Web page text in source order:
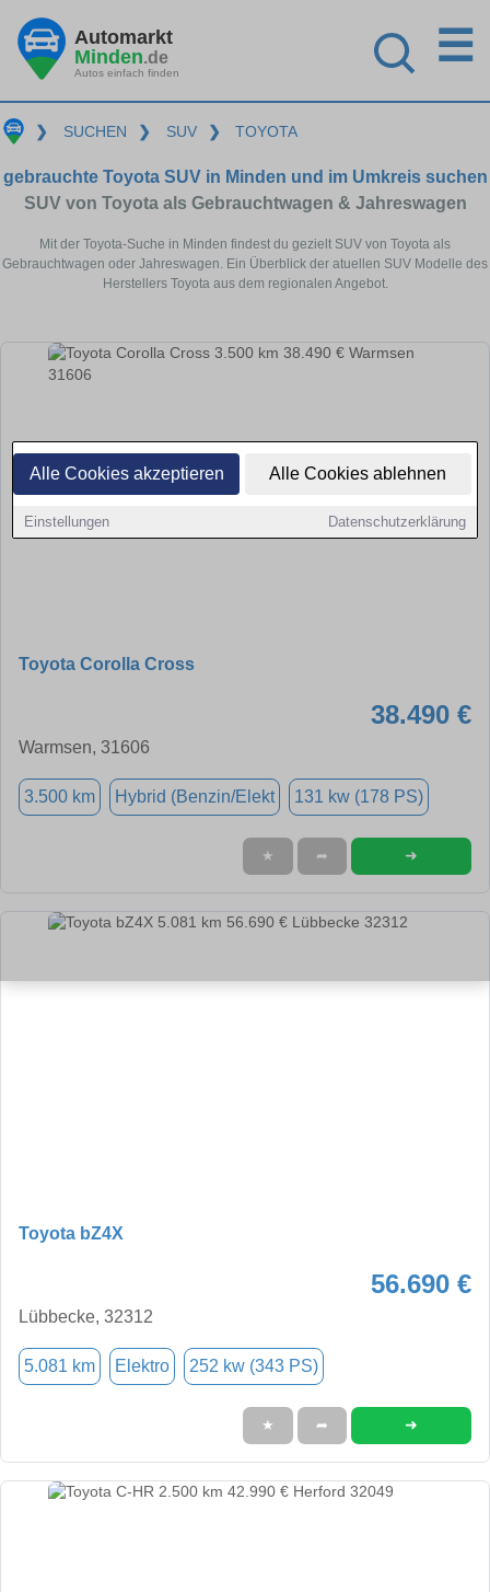
Alle Cookies akzeptieren Alle Cookies ablehnen
Einstellungen Datenschutzerklärung
Automarkt
Minden.de
Autos einfach finden
☰
❯ SUCHEN ❯ SUV ❯ TOYOTA
gebrauchte Toyota SUV in Minden und im Umkreis suchen
SUV von Toyota als Gebrauchtwagen & Jahreswagen
Mit der Toyota-Suche in Minden findest du gezielt SUV von Toyota als
Gebrauchtwagen oder Jahreswagen. Ein Überblick der atuellen SUV Modelle des
Herstellers Toyota aus dem regionalen Angebot.
Toyota Corolla Cross
38.490 €
Warmsen, 31606
3.500 km Hybrid (Benzin/Elekt 131 kw (178 PS)
★ ➦ ➜
Toyota bZ4X
56.690 €
Lübbecke, 32312
5.081 km Elektro 252 kw (343 PS)
★ ➦ ➜